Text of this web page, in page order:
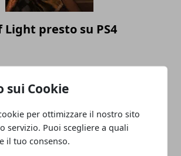
sui Cookie
per ottimizzare il nostro sito
servizio. Puoi scegliere a quali
il tuo consenso.
Light presto su PS4